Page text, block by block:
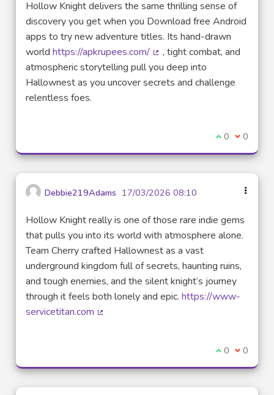
Hollow Knight delivers the same thrilling sense of
discovery you get when you Download free Android
apps to try new adventure titles. Its hand-drawn
world https://apkrupees.com/
(Lien externe)
, tight combat, and
atmospheric storytelling pull you deep into
Hallownest as you uncover secrets and challenge
relentless foes.
Je suis
0 Je ne
0
Debbie219Adams 17/03/2026 08:10
Hollow Knight really is one of those rare indie gems
that pulls you into its world with atmosphere alone.
Team Cherry crafted Hallownest as a vast
underground kingdom full of secrets, haunting ruins,
and tough enemies, and the silent knight’s journey
through it feels both lonely and epic. https://www-
servicetitan.com
Je suis
0 Je ne
0